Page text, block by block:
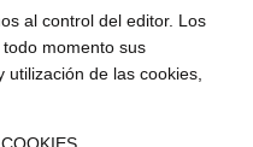
al control del editor. Los
momento sus
de las cookies,